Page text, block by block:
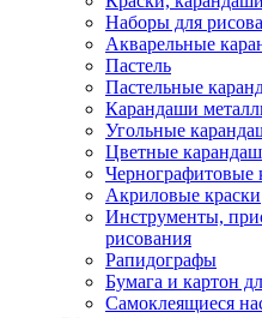
Наборы для
Акварельные
Пастель
Пастельные
Карандаши
Угольные
Цветные
Чернографитовые
Акриловые краски
Инструменты,
рисования
Рапидографы
Бумага и картон
Самоклеящиеся